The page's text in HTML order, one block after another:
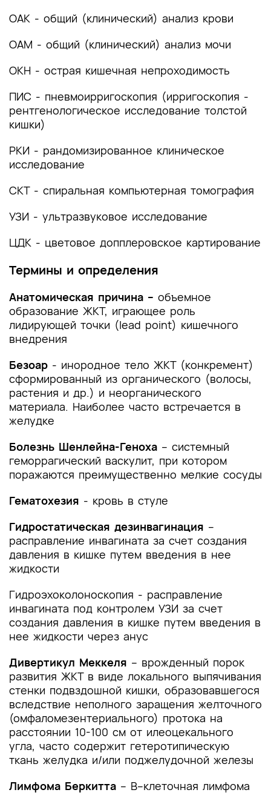
2.4 Инструментальные диагностические
исследования
2.5 Иные диагностические исследования
3. Лечение, включая медикаментозную и
немедикаментозную терапии, диетотерапию,
обезболивание, медицинские показания и
противопоказания к применению методов
лечения
4. Медицинская реабилитация и санаторно-
курортное лечение, медицинские показания и
противопоказания к применению методов
медицинской реабилитации, в том числе
основанных на использовании природных
лечебных факторов
5. Профилактика и диспансерное наблюдение,
применению методов профилактики
6. Организация оказания медицинской помощи
7. Дополнительная информация (в том числе
факторы, влияющие на исход заболевания или
Критерии оценки качества медицинской
помощи
Список литературы
Приложение А1. Состав рабочей группы по
разработке и пересмотру клинических
рекомендаций
Приложение А2. Методология разработки
клинических рекомендаций
Приложение А3. Справочные материалы,
включая соответствие показаний к
применению и противопоказаний, способов
применения и доз лекарственных препаратов,
препарата
Приложение Б. Алгоритмы действий врача
Приложение Г1-ГN. Шкалы оценки, вопросники
и другие оценочные инструменты состояния
пациента, приведенные в клинических
рекомендациях
ОАК - общий (клинический) анализ крови
ОАМ - общий (клинический) анализ мочи
ОКН - острая кишечная непроходимость
ПИС - пневмоирригоскопия (ирригоскопия -
рентгенологическое исследование толстой
кишки)
РКИ - рандомизированное клиническое
исследование
СКТ - спиральная компьютерная томография
УЗИ - ультразвуковое исследование
ЦДК - цветовое допплеровское картирование
Термины и определения
Анатомическая причина – объемное
образование ЖКТ, играющее роль
лидирующей точки (lead point) кишечного
внедрения
Безоар - инородное тело ЖКТ (конкремент)
сформированный из органического (волосы,
растения и др.) и неорганического
материала. Наиболее часто встречается в
желудке
Болезнь Шенлейна-Геноха – системный
геморрагический васкулит, при котором
поражаются преимущественно мелкие сосуды
Гематохезия - кровь в стуле
Гидростатическая дезинвагинация –
расправление инвагината за счет создания
давления в кишке путем введения в нее
жидкости
Гидроэхоколоноскопия - расправление
инвагината под контролем УЗИ за счет
создания давления в кишке путем введения в
нее жидкости через анус
Дивертикул Меккеля – врожденный порок
развития ЖКТ в виде локального выпячивания
стенки подвздошной кишки, образовавшегося
вследствие неполного заращения желточного
(омфаломезентериального) протока на
расстоянии 10-100 см от илеоцекального
угла, часто содержит гетеротипическую
ткань желудка и/или поджелудочной железы
Лимфома Беркитта – В–клеточная лимфома